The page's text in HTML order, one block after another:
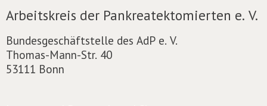
Arbeitskreis der Pankreatektomierten e. V.
Bundesgeschäftstelle des AdP e. V.
Thomas-Mann-Str. 40
53111 Bonn